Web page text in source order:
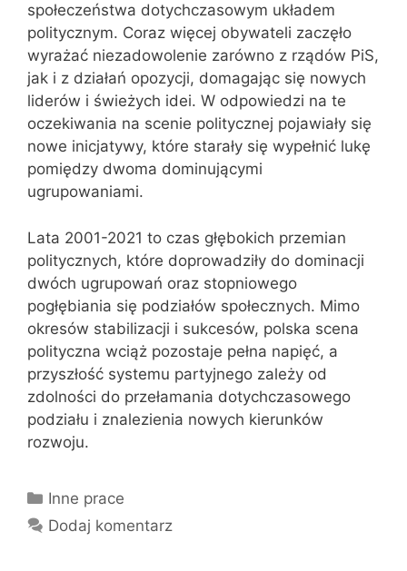
społeczeństwa dotychczasowym układem
politycznym. Coraz więcej obywateli zaczęło
wyrażać niezadowolenie zarówno z rządów PiS,
jak i z działań opozycji, domagając się nowych
liderów i świeżych idei. W odpowiedzi na te
oczekiwania na scenie politycznej pojawiały się
nowe inicjatywy, które starały się wypełnić lukę
pomiędzy dwoma dominującymi
ugrupowaniami.
Lata 2001-2021 to czas głębokich przemian
politycznych, które doprowadziły do dominacji
dwóch ugrupowań oraz stopniowego
pogłębiania się podziałów społecznych. Mimo
okresów stabilizacji i sukcesów, polska scena
polityczna wciąż pozostaje pełna napięć, a
przyszłość systemu partyjnego zależy od
zdolności do przełamania dotychczasowego
podziału i znalezienia nowych kierunków
rozwoju.
Kategorie
Inne prace
Dodaj komentarz